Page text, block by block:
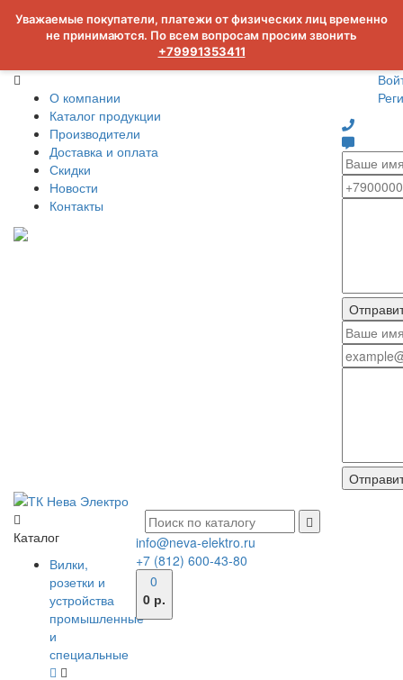
Уважаемые покупатели, платежи от физических лиц временно
не принимаются. По всем вопросам просим звонить
+79991353411
О компании
Каталог продукции
Производители
Доставка и оплата
Скидки
Новости
Контакты
Каталог
Вилки,
розетки и
устройства
промышленные
и
специальные
info@neva-elektro.ru
+7 (812) 600-43-80
0
0 р.